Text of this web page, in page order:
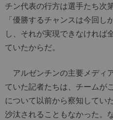
チン代表の行方は選手たち次
「優勝するチャンスは今回し
し、それが実現できなければ
ていたからだ。
アルゼンチンの主要メディ
ていた記者たちは、チームが
について以前から察知してい
沙汰されることもなかった。